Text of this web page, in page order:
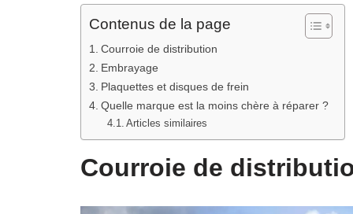
Contenus de la page
Courroie de distribution
Embrayage
Plaquettes et disques de frein
Quelle marque est la moins chère à réparer ?
Articles similaires
Courroie de